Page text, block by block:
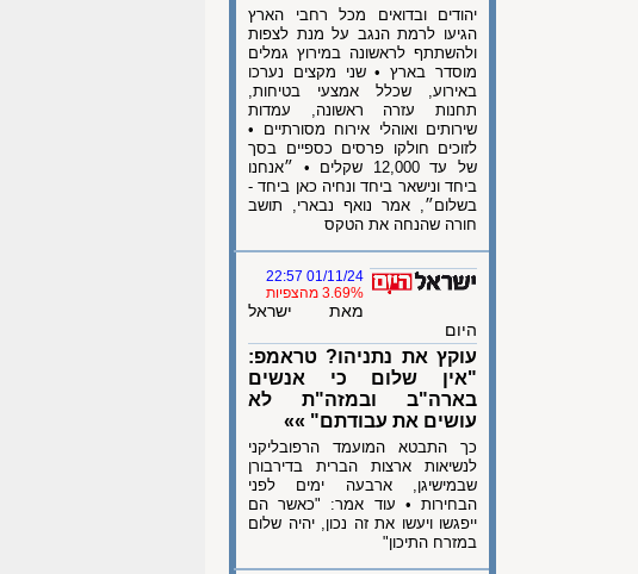
יהודים ובדואים מכל רחבי הארץ
הגיעו לרמת הנגב על מנת לצפות
ולהשתתף לראשונה במירוץ גמלים
מוסדר בארץ • שני מקצים נערכו
באירוע, שכלל אמצעי בטיחות,
תחנות עזרה ראשונה, עמדות
שירותים ואוהלי אירוח מסורתיים •
לזוכים חולקו פרסים כספיים בסך
של עד 12,000 שקלים • ״אנחנו
ביחד ונישאר ביחד ונחיה כאן ביחד -
בשלום״, אמר נואף נבארי, תושב
חורה שהנחה את הטקס
01/11/24 22:57
3.69% מהצפיות
מאת ישראל
היום
עוקץ את נתניהו? טראמפ:
"אין שלום כי אנשים
בארה"ב ובמזה"ת לא
עושים את עבודתם" »»
כך התבטא המועמד הרפובליקני
לנשיאות ארצות הברית בדירבורן
שבמישיגן, ארבעה ימים לפני
הבחירות • עוד אמר: "כאשר הם
ייפגשו ויעשו את זה נכון, יהיה שלום
במזרח התיכון"